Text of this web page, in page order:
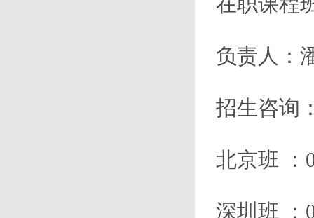
负责人：
招生咨询
北京班 ：
深圳班 ：